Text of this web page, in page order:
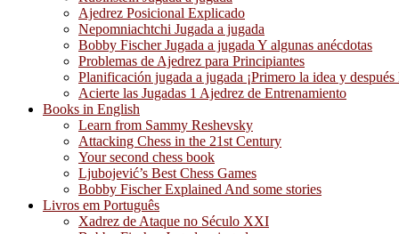
Ajedrez Posicional Explicado
Nepomniachtchi Jugada a jugada
Bobby Fischer Jugada a jugada Y algunas anécdotas
Problemas de Ajedrez para Principiantes
Planificación jugada a jugada ¡Primero la idea y después
Acierte las Jugadas 1 Ajedrez de Entrenamiento
Books in English
Learn from Sammy Reshevsky
Attacking Chess in the 21st Century
Your second chess book
Ljubojević’s Best Chess Games
Bobby Fischer Explained And some stories
Livros em Português
Xadrez de Ataque no Século XXI